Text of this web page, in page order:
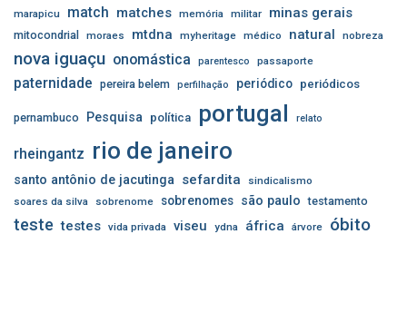
marapicu match matches memória militar minas gerais
mitocondrial moraes mtdna myheritage médico natural nobreza
nova iguaçu onomástica parentesco passaporte
paternidade pereira belem perfilhação periódico periódicos
pernambuco Pesquisa política portugal relato
rheingantz rio de janeiro
santo antônio de jacutinga sefardita
sindicalismo
soares da silva
sobrenome sobrenomes são paulo testamento
teste testes vida privada viseu ydna áfrica árvore óbito